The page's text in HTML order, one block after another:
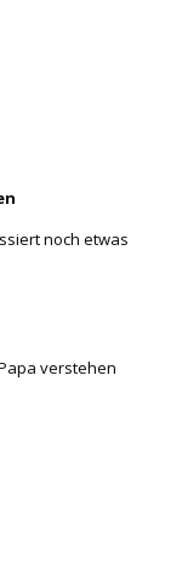
noch etwas
verstehen